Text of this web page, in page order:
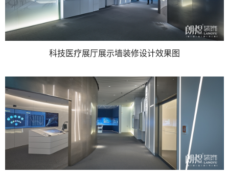
科技医疗展厅展示墙装修设计效果图